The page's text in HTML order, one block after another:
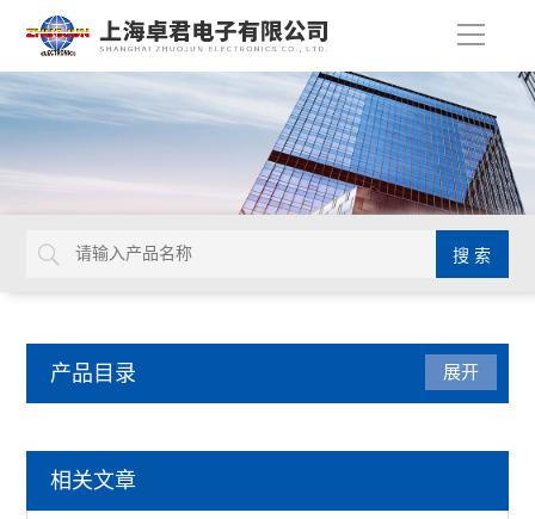
导
产品目录
延长杆
展开
相关文章